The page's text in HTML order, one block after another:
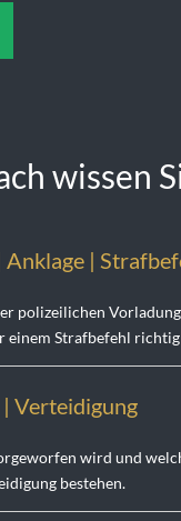
wissen
Anklage |
polizeilichen
einem Strafbefehl
Verteidigung
wird und
bestehen.